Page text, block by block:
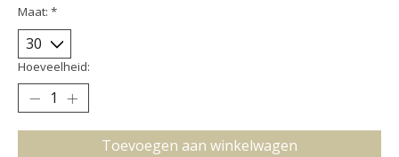
Maat: *
Hoeveelheid:
Toevoegen aan winkelwagen